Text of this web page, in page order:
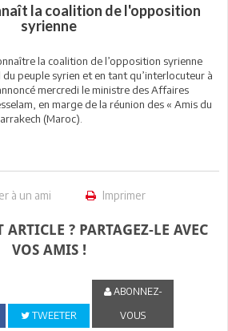
la coalition de l'opposition
syrienne
la coalition de l’opposition syrienne
peuple syrien et en tant qu’interlocuteur à
mercredi le ministre des Affaires
en marge de la réunion des « Amis du
(Maroc).
à un ami Imprimer
? PARTAGEZ-LE AVEC
VOS AMIS !
TWEETER
ABONNEZ-
VOUS